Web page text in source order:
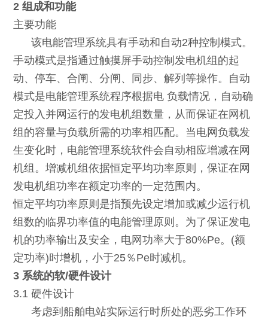
2 组成和功能
主要功能
该电能管理系统具有手动和自动2种控制模式。
手动模式是指通过触摸屏手动控制发电机组的起
动、停车、合闸、分闸、同步、解列等操作。自动
模式是电能管理系统程序根据电 负载情况，自动确
定投入并网运行的发电机组数量，从而保证在网机
组的容量与负载所需的功率相匹配。当电网负载发
生变化时，电能管理系统软件会自动相应增减在网
机组。增减机组依据恒定平均功率原则，保证在网
发电机组功率在额定功率的一定范围内。
恒定平均功率原则是指预先设定增加或减少运行机
组数的临界功率值的电能管理原则。为了保证发电
机的功率输出及安全，电网功率大于80%Pe。(额
定功率)时增机，小于25％Pe时减机。
3 系统的软/硬件设计
3.1 硬件设计
考虑到船舶电站实际运行时所处的恶劣工作环